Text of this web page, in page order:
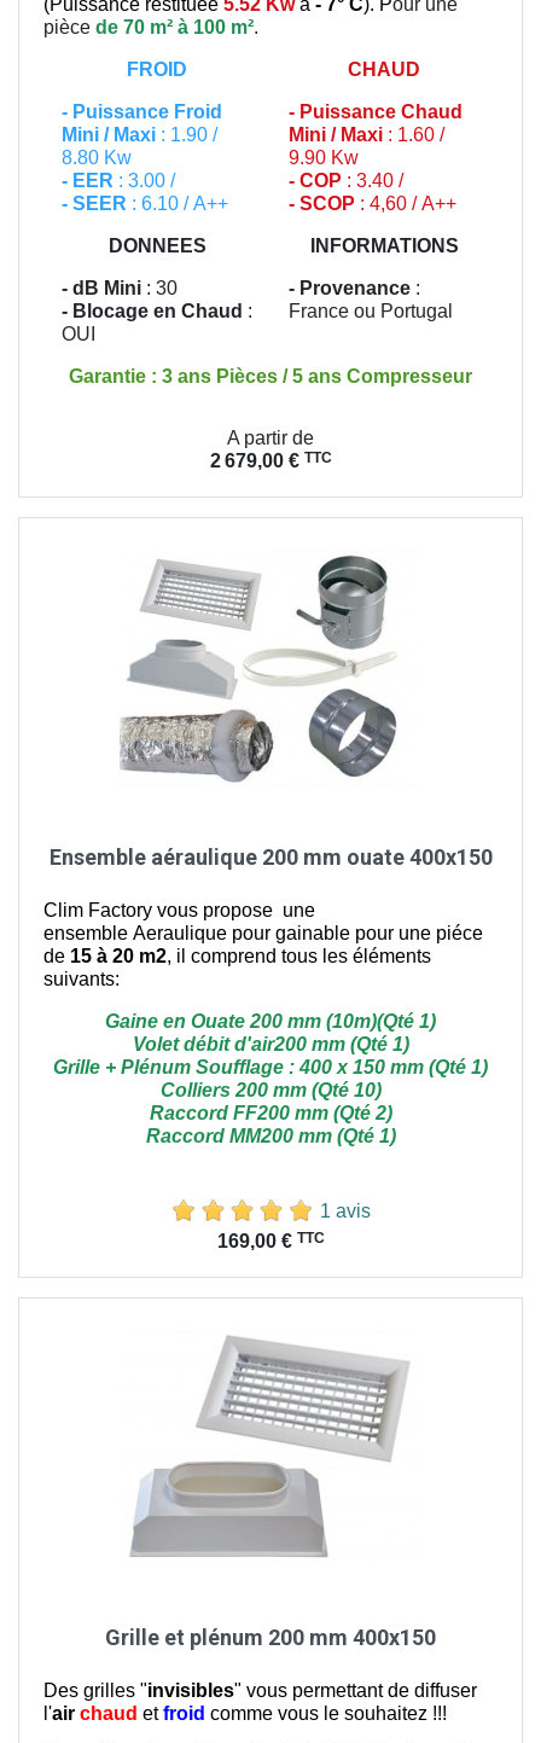
pièce de 70 m² à 100 m².
FROID
- Puissance Froid
Mini / Maxi : 1.90 /
8.80 Kw
- EER : 3.00 /
- SEER : 6.10 / A++
CHAUD
- Puissance Chaud
Mini / Maxi : 1.60 /
9.90 Kw
- COP : 3.40 /
- SCOP : 4,60 / A++
DONNEES
- dB Mini : 30
- Blocage en Chaud :
OUI
INFORMATIONS
- Provenance :
France ou Portugal
Garantie : 3 ans Pièces / 5 ans Compresseur
A partir de
2 679,00 € TTC
Ensemble aéraulique 200 mm ouate 400x150
Clim Factory vous propose une
ensemble Aeraulique pour gainable pour une piéce
de 15 à 20 m2, il comprend tous les éléments
suivants:
Gaine en Ouate 200 mm (10m)(Qté 1)
Volet débit d'air200 mm (Qté 1)
Grille + Plénum Soufflage : 400 x 150 mm (Qté 1)
Colliers 200 mm (Qté 10)
Raccord FF200 mm (Qté 2)
Raccord MM200 mm (Qté 1)
1 avis
169,00 € TTC
Grille et plénum 200 mm 400x150
Des grilles "invisibles" vous permettant de diffuser
l'air chaud etfroid comme vous le souhaitez !!!